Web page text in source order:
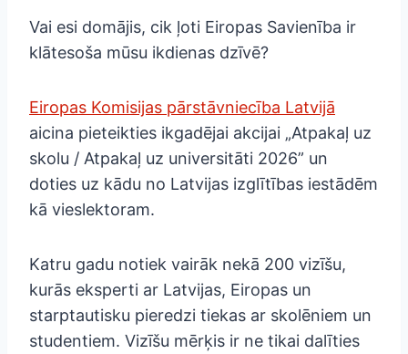
Vai esi domājis, cik ļoti Eiropas Savienība ir
klātesoša mūsu ikdienas dzīvē?
Eiropas Komisijas pārstāvniecība Latvijā
aicina pieteikties ikgadējai akcijai „Atpakaļ uz
skolu / Atpakaļ uz universitāti 2026” un
doties uz kādu no Latvijas izglītības iestādēm
kā vieslektoram.
Katru gadu notiek vairāk nekā 200 vizīšu,
kurās eksperti ar Latvijas, Eiropas un
starptautisku pieredzi tiekas ar skolēniem un
studentiem. Vizīšu mērķis ir ne tikai dalīties